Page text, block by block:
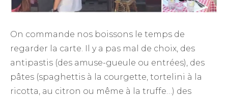
On commande nos boissons le temps de
regarder la carte. Il y a pas mal de choix, des
antipastis (des amuse-gueule ou entrées), des
pâtes (spaghettis à la courgette, tortelini à la
ricotta, au citron ou même à la truffe…) des